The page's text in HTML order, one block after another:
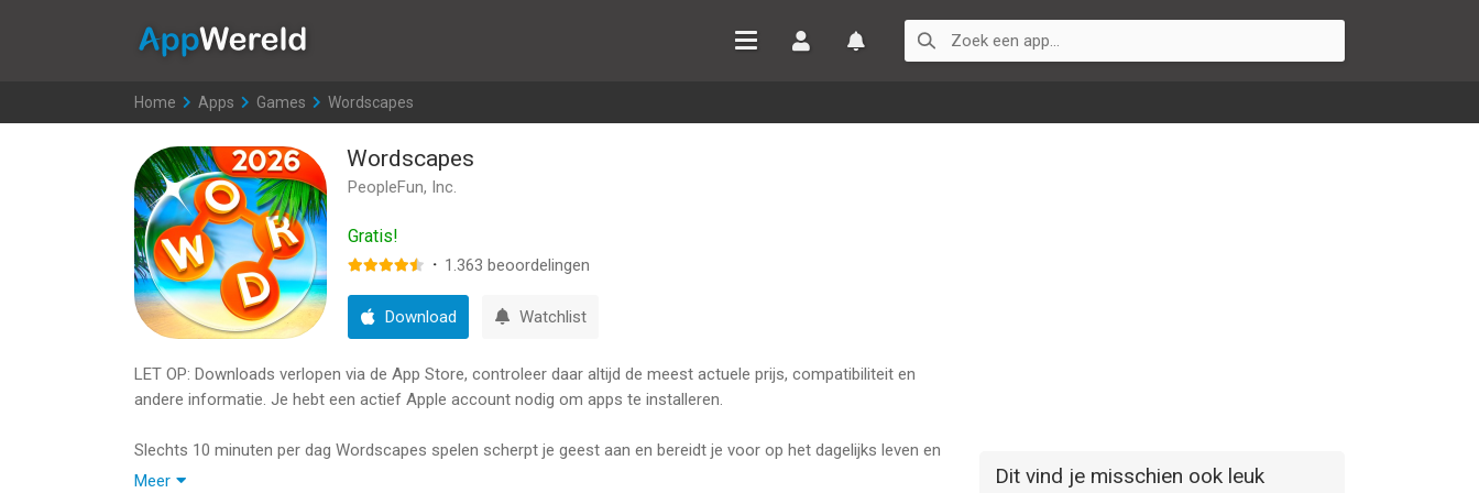
Home >
Apps >
Games >
Wordscapes
Wordscapes
PeopleFun, Inc.
Gratis!
· 1.363 beoordelingen
Download Watchlist
LET OP: Downloads verlopen via de App Store, controleer daar altijd de meest actuele prijs, compatibiliteit en
andere informatie. Je hebt een actief Apple account nodig om apps te installeren.
Slechts 10 minuten per dag Wordscapes spelen scherpt je geest aan en bereidt je voor op het dagelijks leven en
uitdagingen!
Meer Dit vind je misschien ook leuk